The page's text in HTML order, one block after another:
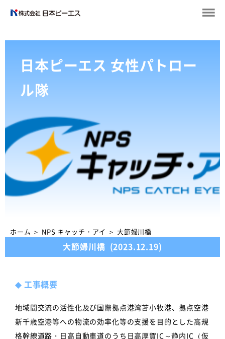
日本ピーエス 女性パトロー
ル隊
ホーム ＞ NPS キャッチ・アイ ＞ 大節婦川橋
大節婦川橋 (2023.12.19)
◆工事概要
地域間交流の活性化及び国際拠点港湾苫小牧港、拠点空港
新千歳空港等への物流の効率化等の支援を目的とした高規
格幹線道路・日高自動車道のうち日高厚賀IC～静内IC（仮